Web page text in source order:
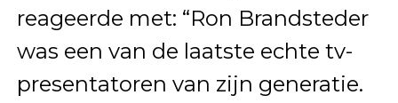
reageerde met: “Ron Brandsteder
was een van de laatste echte tv-
presentatoren van zijn generatie.